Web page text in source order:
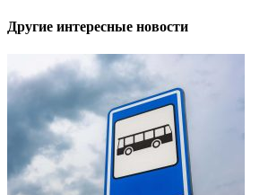
Другие интересные новости